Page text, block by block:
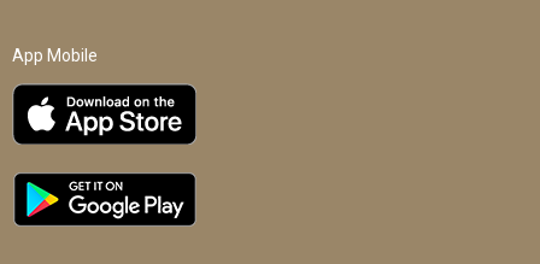
App Mobile